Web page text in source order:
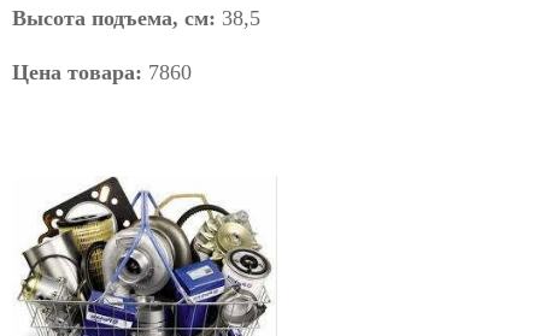
Высота подъема, см: 38,5
Цена товара: 7860